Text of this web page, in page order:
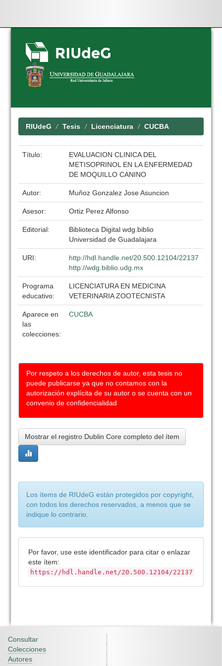
Skip
navigation
RIUdeG Tesis Licenciatura CUCBA
Título:
EVALUACION CLINICA DEL
METISOPRINOL EN LA ENFERMEDAD
DE MOQUILLO CANINO
Autor: Muñoz Gonzalez Jose Asuncion
Asesor: Ortiz Perez Alfonso
Editorial:
Biblioteca Digital wdg.biblio
Universidad de Guadalajara
URI:
http://hdl.handle.net/20.500.12104/22137
http://wdg.biblio.udg.mx
Programa
educativo:
LICENCIATURA EN MEDICINA
VETERINARIA ZOOTECNISTA
Aparece en
las
colecciones:
CUCBA
Por respeto a los derechos de autor, esta tesis no
puede publicarse ya que no contamos con la
autorización explícita de su autor o se cuenta con un
convenio de confidencialidad
Mostrar el registro Dublin Core completo del ítem
Los ítems de RIUdeG están protegidos por copyright,
con todos los derechos reservados, a menos que se
indique lo contrario.
Por favor, use este identificador para citar o enlazar
este ítem:
https://hdl.handle.net/20.500.12104/22137
Consultar
Colecciones
Autores